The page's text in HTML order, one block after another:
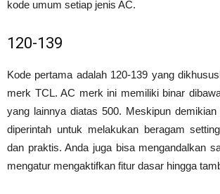
kode umum setiap jenis AC.
120-139
Kode pertama adalah 120-139 yang
merk TCL. AC merk ini memiliki binar
yang lainnya diatas 500. Meskipun
diperintah untuk melakukan beragam
dan praktis. Anda juga bisa mengandalkan
mengatur mengaktifkan fitur dasar hingga